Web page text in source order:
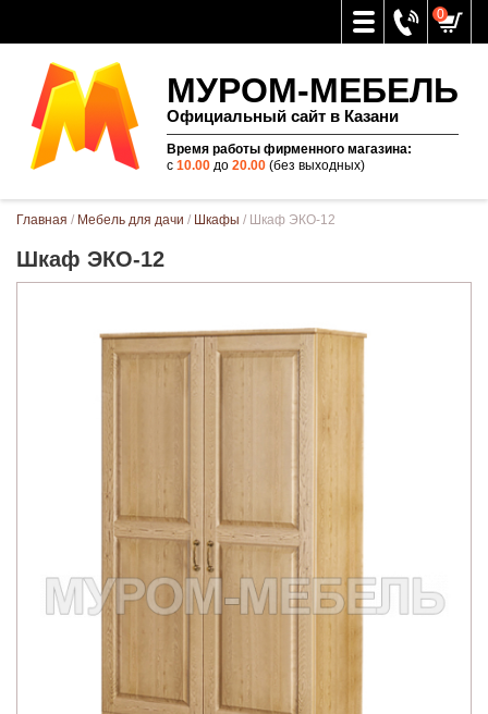
0
МУРОМ-МЕБЕЛЬ
Официальный сайт в Казани
Время работы фирменного магазина:
с 10.00до 20.00(без выходных)
Вы здесь
Главная / Мебель для дачи / Шкафы / Шкаф ЭКО-12
Шкаф ЭКО-12